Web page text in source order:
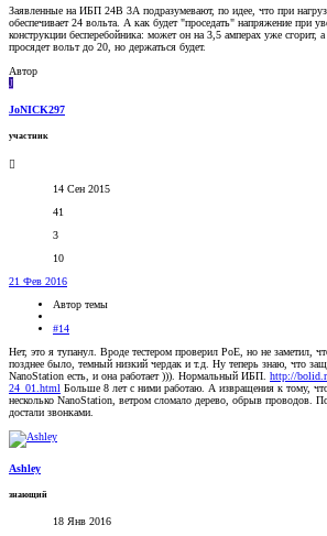
Заявленные на ИБП 24В 3А подразумевают, по идее, что при
обеспечивает 24 вольта. А как будет "проседать" напряжение при
конструкции бесперебойника: может он на 3,5 амперах уже сгорит,
просядет вольт до 20, но держаться будет.
Автор
J
JoNICK297
участник
14 Сен 2015
41
3
10
21 Фев 2016
Автор темы
#14
Нет, это я тупанул. Вроде тестером проверил PoE, но не заметил,
позднее было, темный низкий чердак и т.д. Ну теперь знаю, что
NanoStation есть, и она работает ))). Нормальный ИБП. http://
24_01.html Больше 8 лет с ними работаю. А извращения к тому,
несколько NanoStation, ветром сломало дерево, обрыв проводов.
достали звонками.
Ashley
знающий
18 Янв 2016